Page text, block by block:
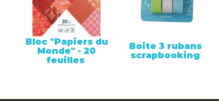
Bloc "Papiers du
Monde" - 20
feuilles
Boite 3 rubans
scrapbooking